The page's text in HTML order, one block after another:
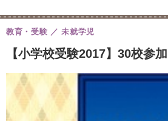
【小学校受験2017】30校参
教育・受験 未就学児